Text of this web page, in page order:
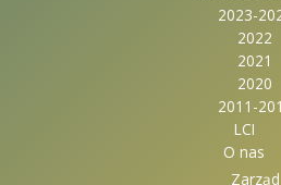
2023-
2022
2021
2020
2011-
LCI
O nas
Zarząd